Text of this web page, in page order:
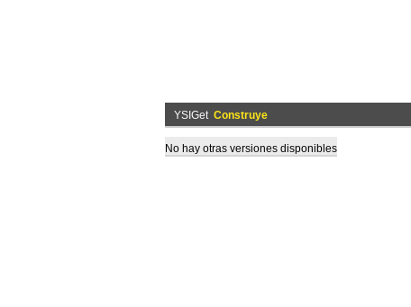
YSIGet Construye
No hay otras versiones disponibles